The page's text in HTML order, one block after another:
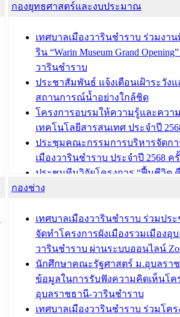
กองยุทธศาสตร์และงบประมาณ
เทศบาลเมืองวารินชำราบ ร่วมง
ริน “Warin Museum Grand
วารินชำราบ
ประชาสัมพันธ์ แจ้งเตือนเฝ้าระวัง
สถานการณ์น้ำอย่างใกล้ชิด
โครงการอบรมให้ความรู้และควา
เทคโนโลยีสารสนเทศ ประจำปี
ประชุมคณะกรรมการบริหารจัดกา
เมืองวารินชำราบ ประจำปี 2568 ครั้
ประชุมทีมวิจัยโครงการ “ฟื้นชีวิต
เมืองวาริน” เพื่อร่วมขับเคลื่อนเมือ
บทความ อื่นๆ ...
กองช่าง
เทศบาลเมืองวารินชำราบ ร่วมปร
จัดทำโครงการผังเมืองรวมเมืองอุ
วารินชำราบ ผ่านระบบออนไลน์
นักศึกษาคณะรัฐศาสตร์ ม.อุบลรา
ข้อมูลในการรับฟังความคิดเห็นโค
อุบลราชธานี-วารินชำราบ
เทศบาลเมืองวารินชำราบ ร่วมโคร